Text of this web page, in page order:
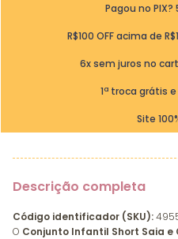
Pagou no PIX?
R$100 OFF acima de
6x sem juros no
1ª troca grátis
Site
Descrição completa
Código identificador (SKU):
O Conjunto Infantil Short Saia e